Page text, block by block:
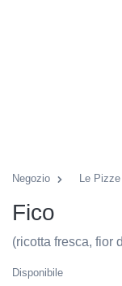
Negozio Le Pizze
Fico
(ricotta fresca, fior
Disponibile